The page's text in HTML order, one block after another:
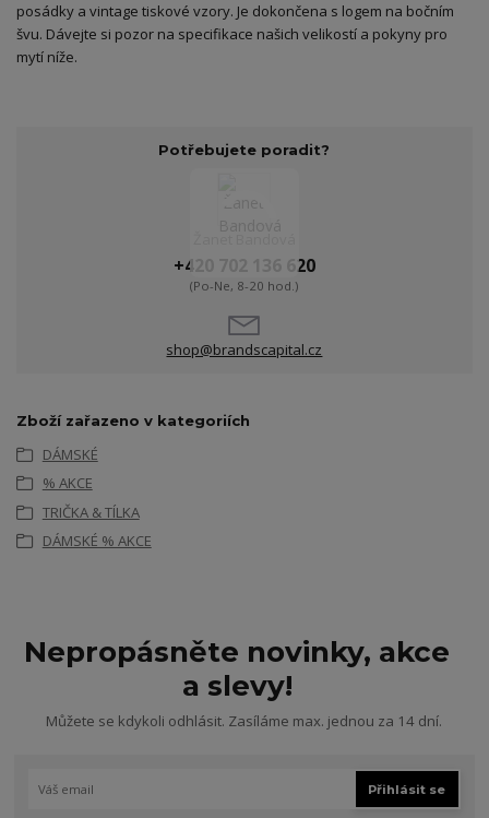
posádky a vintage tiskové vzory. Je dokončena s logem na bočním
švu. Dávejte si pozor na specifikace našich velikostí a pokyny pro
mytí níže.
Potřebujete poradit?
+420 702 136 620
(Po-Ne, 8-20 hod.)
shop@brandscapital.cz
Zboží zařazeno v kategoriích
DÁMSKÉ
% AKCE
TRIČKA & TÍLKA
DÁMSKÉ % AKCE
Nepropásněte novinky, akce
a slevy!
Můžete se kdykoli odhlásit. Zasíláme max. jednou za 14 dní.
Přihlásit se